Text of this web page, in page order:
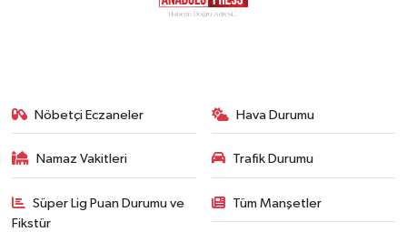
Nöbetçi Eczaneler Hava Durumu
Namaz Vakitleri Trafik Durumu
Süper Lig Puan Durumu ve
Fikstür
Tüm Manşetler